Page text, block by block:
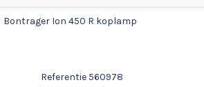
Bontrager Ion 450 R koplamp
Referentie 560978